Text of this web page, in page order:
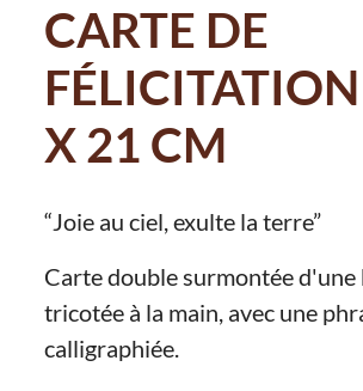
CARTE DE
X 21 CM
“Joie au ciel, exulte la terre”
Carte double surmontée d'une
tricotée à la main, avec une
calligraphiée.